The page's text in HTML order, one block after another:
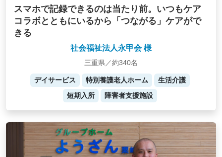
スマホで記録できるのは当たり前。いつもケア
コラボとともにいるから「つながる」ケアがで
きる
社会福祉法人永甲会 様
三重県／約340名
デイサービス 特別養護老人ホーム
生活介護
短期入所
障害者支援施設